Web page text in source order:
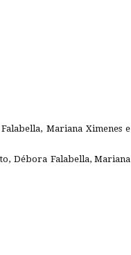
Mariana Ximenes e
Débora Falabella, Mariana